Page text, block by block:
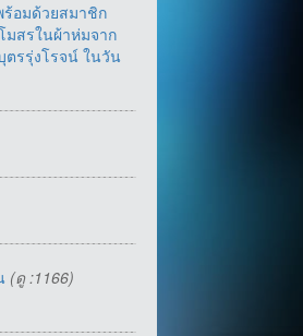
อมด้วยสมาชิก
สรในผ้าห่มจาก
ตรรุ่งโรจน์ ในวัน
(ดู :1166)